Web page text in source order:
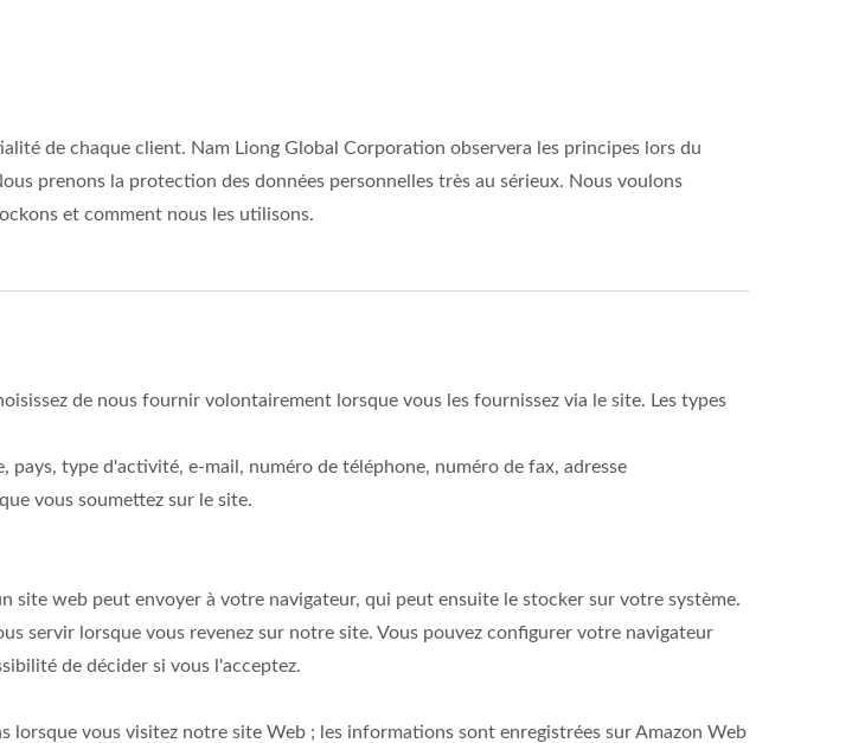
de chaque client. Nam Liong Global Corporation observera les principes lors du
prenons la protection des données personnelles très au sérieux. Nous voulons
et comment nous les utilisons.
de nous fournir volontairement lorsque vous les fournissez via le site. Les types
type d'activité, e-mail, numéro de téléphone, numéro de fax, adresse
vous soumettez sur le site.
site web peut envoyer à votre navigateur, qui peut ensuite le stocker sur votre système.
servir lorsque vous revenez sur notre site. Vous pouvez configurer votre navigateur
de décider si vous l'acceptez.
vous visitez notre site Web ; les informations sont enregistrées sur Amazon Web